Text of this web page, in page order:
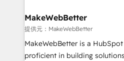
marketing campaigns, &
fuel long-term success We connect the entire
customer lifecycle through
ensure long-term adoption
MakeWebBetter
提供元：MakeWebBetter
MakeWebBetter is a
proficient in building